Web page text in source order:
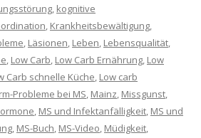
, kognitive
, Krankheitsbewältigung,
, Läsionen, Leben, Lebensqualität,
, Low Carb, Low Carb Ernährung, Low
Carb schnelle Küche, Low carb
Probleme bei MS, Mainz, Missgunst,
, MS und Infektanfälligkeit, MS und
, MS-Buch, MS-Video, Müdigkeit,